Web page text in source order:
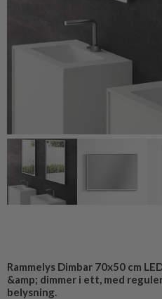
Rammelys Dimbar 70x50 cm
&amp; dimmer i ett, med
belysning.